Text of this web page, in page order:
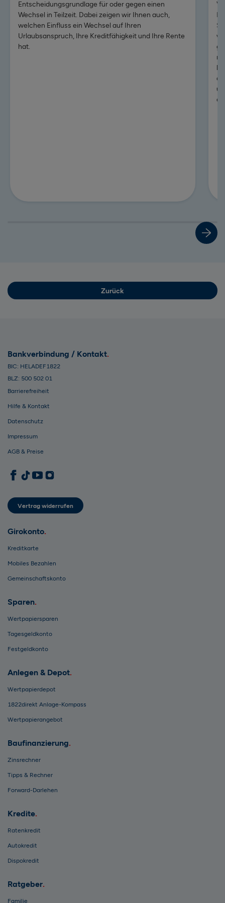
Entscheidungsgrundlage für oder gegen einen
Wechsel in Teilzeit. Dabei zeigen wir Ihnen auch,
welchen Einfluss ein Wechsel auf Ihren
Urlaubsanspruch, Ihre Kreditfähigkeit und Ihre Rente
hat.
Zum Beitrag: Wie funktioniert Teilzeit und worauf muss
Zurück
Bankverbindung / Kontakt
BIC: HELADEF1822
BLZ: 500 502 01
Barrierefreiheit
Hilfe & Kontakt
Datenschutz
Impressum
AGB & Preise
1822direkt auf Facebook
1822direkt auf TikTok
1822direkt auf YouTube
1822direkt auf Instagram
Vertrag widerrufen
Girokonto
Kreditkarte
Mobiles Bezahlen
Gemeinschaftskonto
Sparen
Wertpapiersparen
Tagesgeldkonto
Festgeldkonto
Anlegen & Depot
Wertpapierdepot
1822direkt Anlage-Kompass
Wertpapierangebot
Baufinanzierung
Zinsrechner
Tipps & Rechner
Forward-Darlehen
Kredite
Ratenkredit
Autokredit
Dispokredit
Ratgeber
Familie